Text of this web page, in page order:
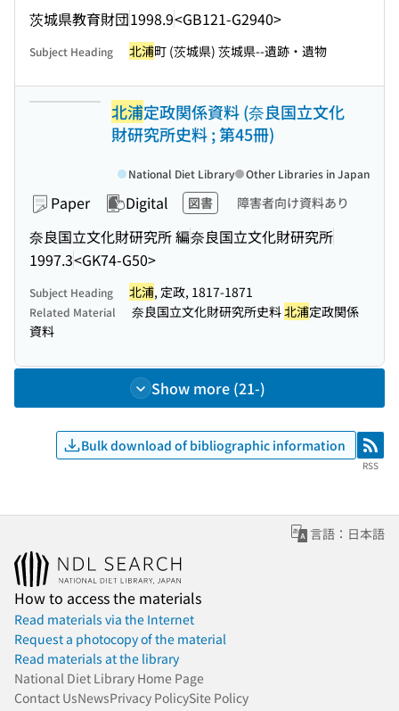
茨城県教育財団1998.9<GB121-G2940>
Subject Heading 北浦町 (茨城県) 茨城県--遺跡・遺物
北浦定政関係資料 (奈良国立文化
財研究所史料 ; 第45冊)
Paper Digital 図書 障害者向け資料あり
奈良国立文化財研究所 編奈良国立文化財研究所
1997.3<GK74-G50>
National Diet Library Other Libraries in Japan
Subject Heading 北浦, 定政, 1817-1871
Related Material 奈良国立文化財研究所史料北浦定政関係
資料
Show more (21-)
Bulk download of bibliographic information RSS
RSS
言語：日本語
How to access the materials
Read materials via the Internet
Request a photocopy of the material
Read materials at the library
National Diet Library Home Page
Contact UsNewsPrivacy PolicySite Policy